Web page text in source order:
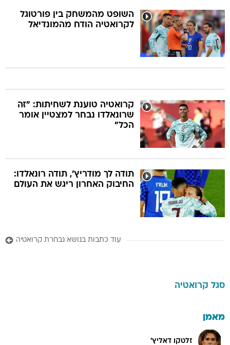
השופט מהמשחק בין פורטוגל
לקרואטיה הודח מהמונדיאל
קרואטיה טוענת לשחיתות: "זה
שרונאלדו נבחר למצטיין אומר
הכל"
תודה לך מודריץ', תודה רונאלדו:
החיבוק האחרון ריגש את העולם
עוד כתבות בנושא נבחרת קרואטיה
סגל קרואטיה
מאמן
זלטקו דאליץ'